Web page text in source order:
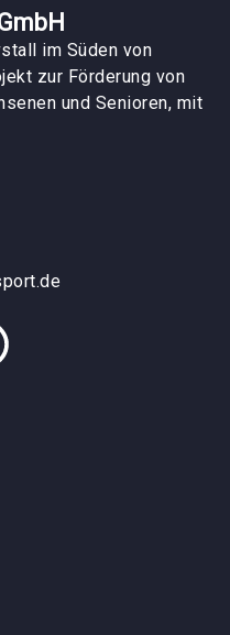
im Süden von
zur Förderung von
und Senioren, mit